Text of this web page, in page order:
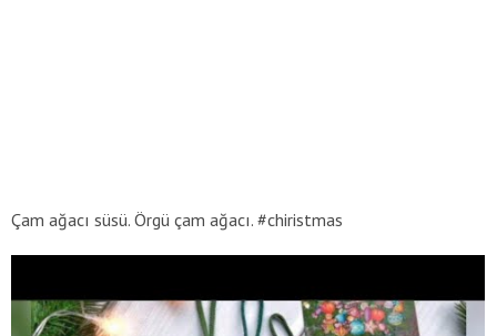
Çam ağacı süsü. Örgü çam ağacı. #chiristmas